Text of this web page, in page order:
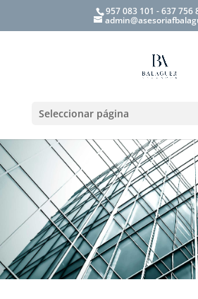
957 083 101 - 637 756
Seleccionar página